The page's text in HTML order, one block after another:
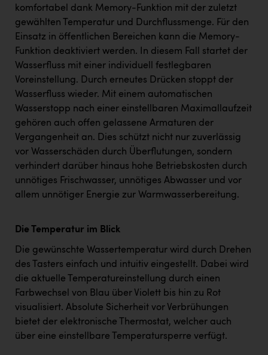
komfortabel dank Memory-Funktion mit der zuletzt
gewählten Temperatur und Durchflussmenge. Für den
Einsatz in öffentlichen Bereichen kann die Memory-
Funktion deaktiviert werden. In diesem Fall startet der
Wasserfluss mit einer individuell festlegbaren
Voreinstellung. Durch erneutes Drücken stoppt der
Wasserfluss wieder. Mit einem automatischen
Wasserstopp nach einer einstellbaren Maximallaufzeit
gehören auch offen gelassene Armaturen der
Vergangenheit an. Dies schützt nicht nur zuverlässig
vor Wasserschäden durch Überflutungen, sondern
verhindert darüber hinaus hohe Betriebskosten durch
unnötiges Frischwasser, unnötiges Abwasser und vor
allem unnötiger Energie zur Warmwasserbereitung.
Die Temperatur im Blick
Die gewünschte Wassertemperatur wird durch Drehen
des Tasters einfach und intuitiv eingestellt. Dabei wird
die aktuelle Temperatureinstellung durch einen
Farbwechsel von Blau über Violett bis hin zu Rot
visualisiert. Absolute Sicherheit vor Verbrühungen
bietet der elektronische Thermostat, welcher auch
über eine einstellbare Temperatursperre verfügt.